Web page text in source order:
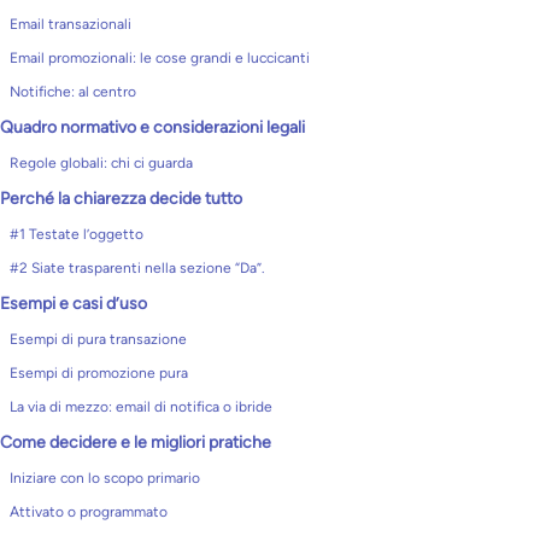
Email transazionali
Email promozionali: le cose grandi e luccicanti
Notifiche: al centro
Quadro normativo e considerazioni legali
Regole globali: chi ci guarda
Perché la chiarezza decide tutto
#1 Testate l’oggetto
#2 Siate trasparenti nella sezione “Da”.
Esempi e casi d’uso
Esempi di pura transazione
Esempi di promozione pura
La via di mezzo: email di notifica o ibride
Come decidere e le migliori pratiche
Iniziare con lo scopo primario
Attivato o programmato